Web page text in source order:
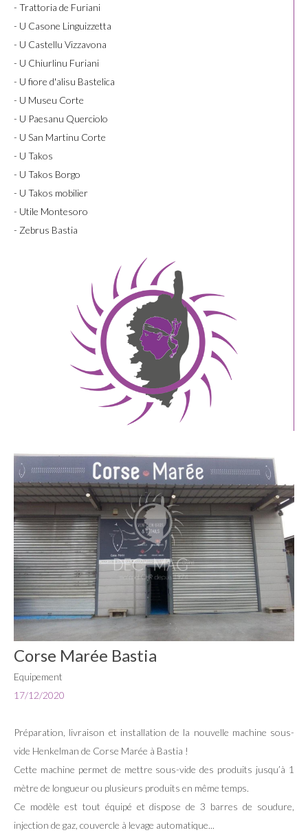
- Trattoria de Furiani
- U Casone Linguizzetta
- U Castellu Vizzavona
- U Chiurlinu Furiani
- U fiore d'alisu Bastelica
- U Museu Corte
- U Paesanu Querciolo
- U San Martinu Corte
- U Takos
- U Takos Borgo
- U Takos mobilier
- Utile Montesoro
- Zebrus Bastia
Corse Marée Bastia
Equipement
17/12/2020
Préparation, livraison et installation de la nouvelle machine sous-
vide Henkelman de Corse Marée à Bastia !
Cette machine permet de mettre sous-vide des produits jusqu’à 1
mètre de longueur ou plusieurs produits en même temps.
Ce modèle est tout équipé et dispose de 3 barres de soudure,
injection de gaz, couvercle à levage automatique...